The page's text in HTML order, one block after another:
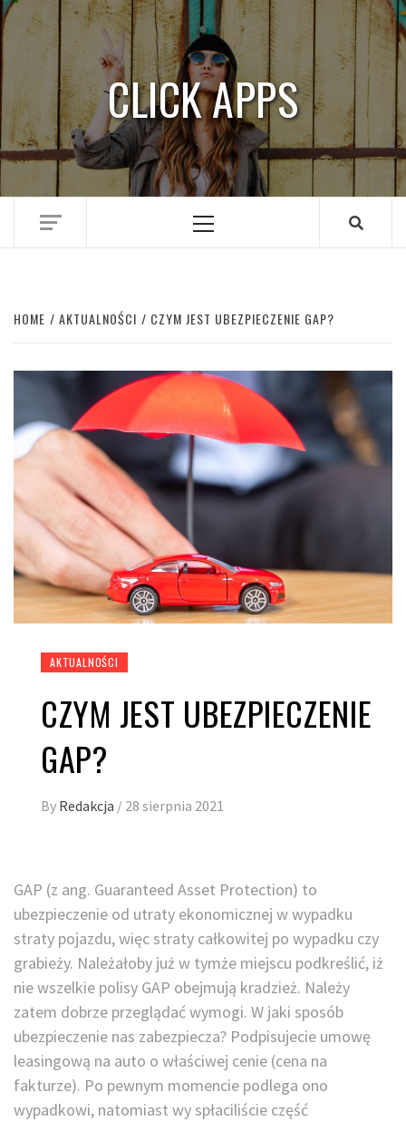
Skip
to
content
CLICK APPS
Primary
HOME AKTUALNOŚCI CZYM JEST UBEZPIECZENIE GAP?
AKTUALNOŚCI
CZYM JEST UBEZPIECZENIE
GAP?
By Redakcja / 28 sierpnia 2021
GAP (z ang. Guaranteed Asset Protection) to
ubezpieczenie od utraty ekonomicznej w wypadku
straty pojazdu, więc straty całkowitej po wypadku czy
grabieży. Należałoby już w tymże miejscu podkreślić, iż
nie wszelkie polisy GAP obejmują kradzież. Należy
zatem dobrze przeglądać wymogi. W jaki sposób
ubezpieczenie nas zabezpiecza? Podpisujecie umowę
leasingową na auto o właściwej cenie (cena na
fakturze). Po pewnym momencie podlega ono
wypadkowi, natomiast wy spłaciliście część